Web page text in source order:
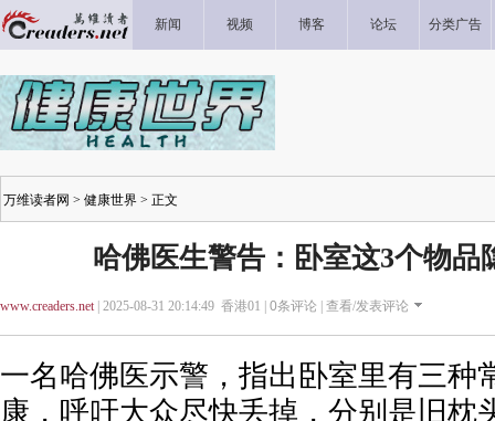
新闻 视频 博客 论坛 分类广告
万维读者网 > 健康世界 > 正文
哈佛医生警告：卧室这3个物品
www.creaders.net| 2025-08-31 20:14:49 香港01 | 0条评论 | 查看/发表评论
一名哈佛医示警，指出卧室里有三种
康，呼吁大众尽快丢掉，分别是旧枕